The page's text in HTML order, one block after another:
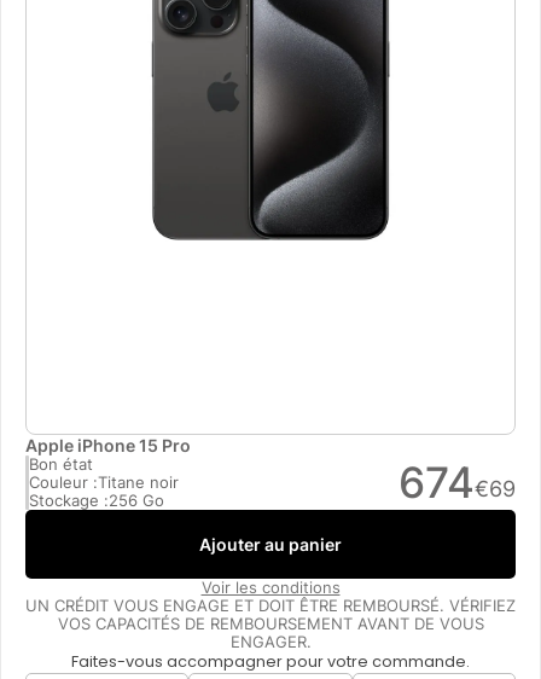
Apple iPhone 15 Pro
Bon état
Couleur :Titane noir
Stockage :256 Go 674€69
Ajouter au panier
Voir les conditions
UN CRÉDIT VOUS ENGAGE ET DOIT ÊTRE REMBOURSÉ. VÉRIFIEZ
VOS CAPACITÉS DE REMBOURSEMENT AVANT DE VOUS
ENGAGER.
Faites-vous accompagner pour votre commande.